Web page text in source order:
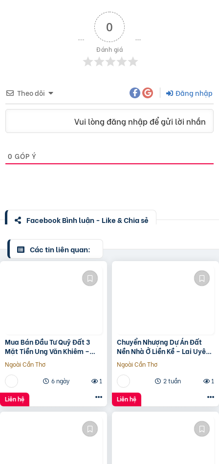
0
Đánh giá
Theo dõi Đăng nhập
Vui lòng đăng nhập để gửi lời nhắn
0 GÓP Ý
Facebook Bình luận - Like & Chia sẻ
Các tin liên quan:
Mua Bán Đầu Tư Quỹ Đất 3
Mặt Tiền Ung Văn Khiêm –
2.122M²
Ngoài Cần Thơ
6 ngày
1
Liên hệ
Chuyển Nhượng Dự Án Đất
Nền Nhà Ở Liền Kề – Lai Uyên,
Bầu Bàng, Bình Dương
Ngoài Cần Thơ
2 tuần
1
Liên hệ